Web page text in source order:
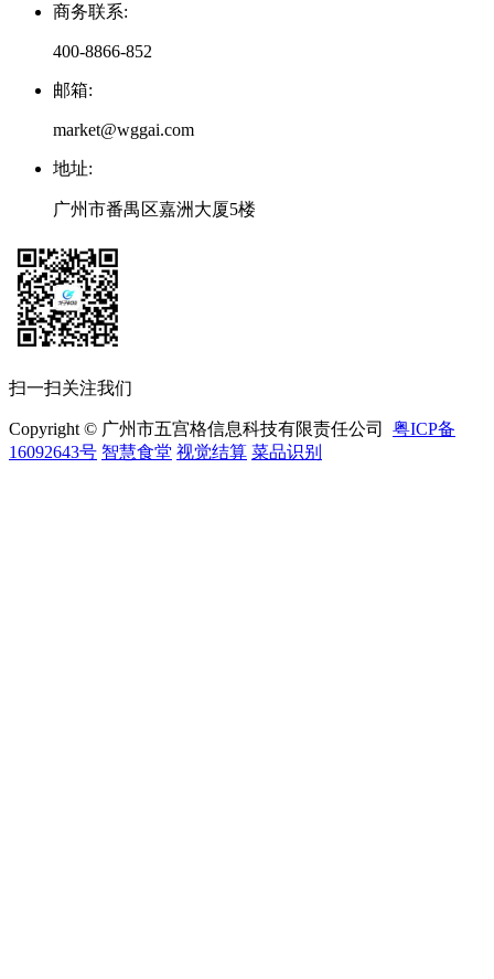
商务联系:
400-8866-852
邮箱:
market@wggai.com
地址:
广州市番禺区嘉洲大厦5楼
扫一扫关注我们
Copyright © 广州市五宫格信息科技有限责任公司 粤ICP备
16092643号 智慧食堂 视觉结算 菜品识别